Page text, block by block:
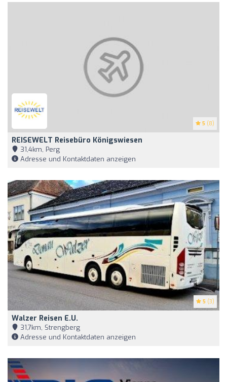
5 (8)
REISEWELT Reisebüro Königswiesen
31,4km, Perg
Adresse und Kontaktdaten anzeigen
5 (3)
Walzer Reisen E.U.
31,7km, Strengberg
Adresse und Kontaktdaten anzeigen